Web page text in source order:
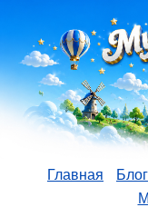
Главная Блог